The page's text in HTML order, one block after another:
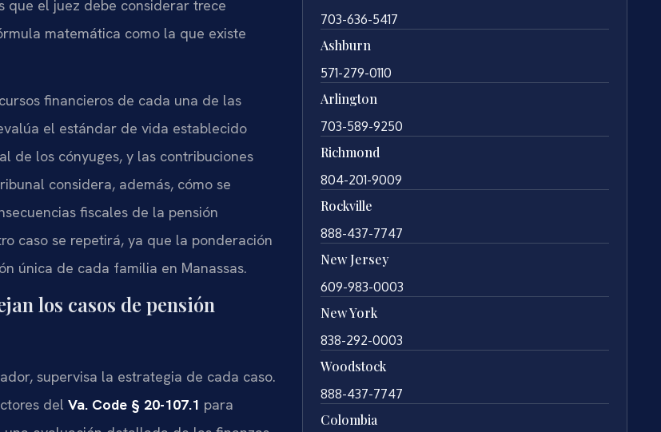
que el juez debe considerar trece
matemática como la que existe
financieros de cada una de las
el estándar de vida establecido
de los cónyuges, y las contribuciones
considera, además, cómo se
fiscales de la pensión
caso se repetirá, ya que la ponderación
única de cada familia en Manassas.
los casos de pensión
supervisa la estrategia de cada caso.
del Va. Code § 20-107.1 para
703-636-5417
Ashburn
571-279-0110
Arlington
703-589-9250
Richmond
804-201-9009
Rockville
888-437-7747
New Jersey
609-983-0003
New York
838-292-0003
Woodstock
888-437-7747
Colombia